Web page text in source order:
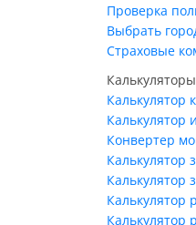
Проверка
Выбрать
Страховые
Калькуляторы
Калькулятор
Калькулятор
Конвертер
Калькулятор
Калькулятор
Калькулятор
Калькулятор